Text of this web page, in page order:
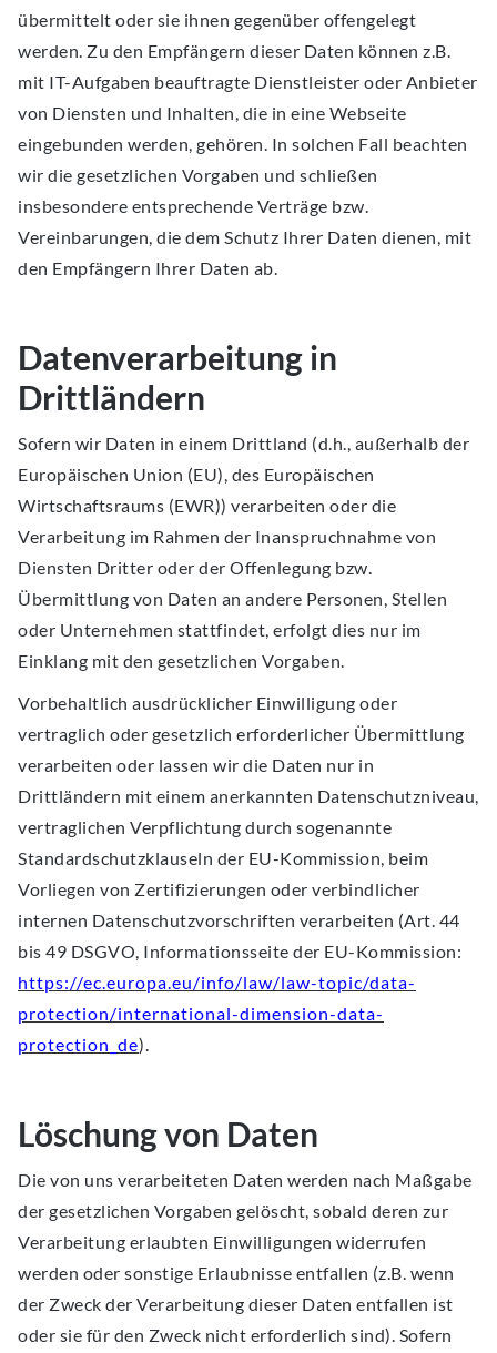
übermittelt oder sie ihnen gegenüber offengelegt
werden. Zu den Empfängern dieser Daten können z.B.
mit IT-Aufgaben beauftragte Dienstleister oder Anbieter
von Diensten und Inhalten, die in eine Webseite
eingebunden werden, gehören. In solchen Fall beachten
wir die gesetzlichen Vorgaben und schließen
insbesondere entsprechende Verträge bzw.
Vereinbarungen, die dem Schutz Ihrer Daten dienen, mit
den Empfängern Ihrer Daten ab.
Datenverarbeitung in
Drittländern
Sofern wir Daten in einem Drittland (d.h., außerhalb der
Europäischen Union (EU), des Europäischen
Wirtschaftsraums (EWR)) verarbeiten oder die
Verarbeitung im Rahmen der Inanspruchnahme von
Diensten Dritter oder der Offenlegung bzw.
Übermittlung von Daten an andere Personen, Stellen
oder Unternehmen stattfindet, erfolgt dies nur im
Einklang mit den gesetzlichen Vorgaben.
Vorbehaltlich ausdrücklicher Einwilligung oder
vertraglich oder gesetzlich erforderlicher Übermittlung
verarbeiten oder lassen wir die Daten nur in
Drittländern mit einem anerkannten Datenschutzniveau,
vertraglichen Verpflichtung durch sogenannte
Standardschutzklauseln der EU-Kommission, beim
Vorliegen von Zertifizierungen oder verbindlicher
internen Datenschutzvorschriften verarbeiten (Art. 44
bis 49 DSGVO, Informationsseite der EU-Kommission:
https://ec.europa.eu/info/law/law-topic/data-
protection/international-dimension-data-
protection_de).
Löschung von Daten
Die von uns verarbeiteten Daten werden nach Maßgabe
der gesetzlichen Vorgaben gelöscht, sobald deren zur
Verarbeitung erlaubten Einwilligungen widerrufen
werden oder sonstige Erlaubnisse entfallen (z.B. wenn
der Zweck der Verarbeitung dieser Daten entfallen ist
oder sie für den Zweck nicht erforderlich sind). Sofern